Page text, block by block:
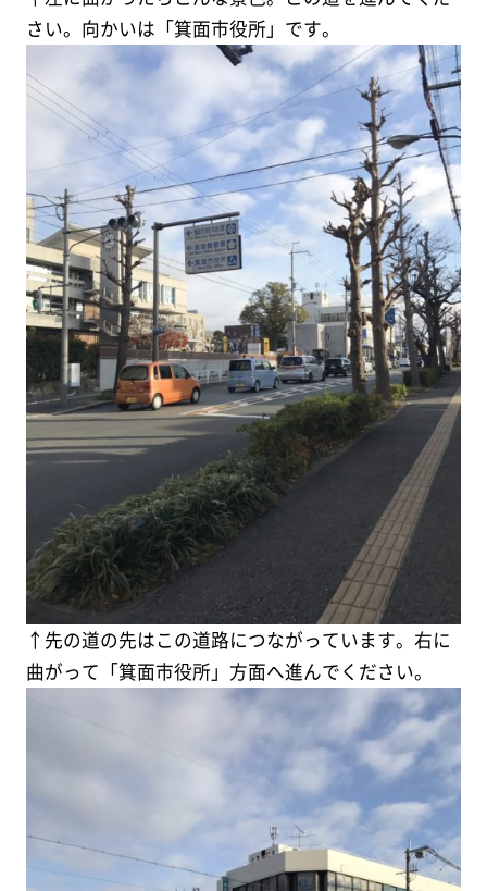
さい。向かいは「箕面市役所」です。
↑先の道の先はこの道路につながっています。右に
曲がって「箕面市役所」方面へ進んでください。